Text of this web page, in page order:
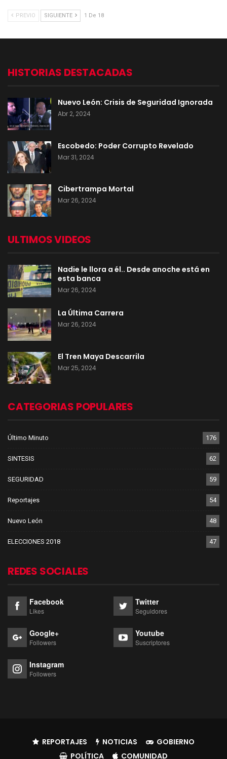
PREVIO SIGUIENTE 1 De 18
HISTORIAS DESTACADAS
Nuevo León: Crisis de Seguridad Ignorada
Abr 2, 2024
Escobedo: Poder Corrupto Revelado
Mar 31, 2024
Cibertrampa Mortal
Mar 26, 2024
ULTIMOS VIDEOS
Nadie le llora a él.. Desde anoche está en
esta banca
Mar 26, 2024
La Última Carrera
Mar 26, 2024
El Tren Maya Descarrila
Mar 25, 2024
CATEGORIAS POPULARES
Último Minuto 176
SINTESIS 62
SEGURIDAD 59
Reportajes 54
Nuevo León 48
ELECCIONES 2018 47
REDES SOCIALES
Facebook
Likes
Twitter
Seguidores
Google+
Followers
Youtube
Suscriptores
Instagram
Followers
REPORTAJES NOTICIAS
GOBIERNO
POLÍTICA
COMUNIDAD